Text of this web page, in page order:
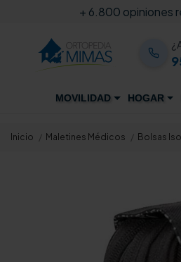
+ 6.800 opiniones
MOVILIDAD HOGAR
Inicio Maletines Médicos Bolsas